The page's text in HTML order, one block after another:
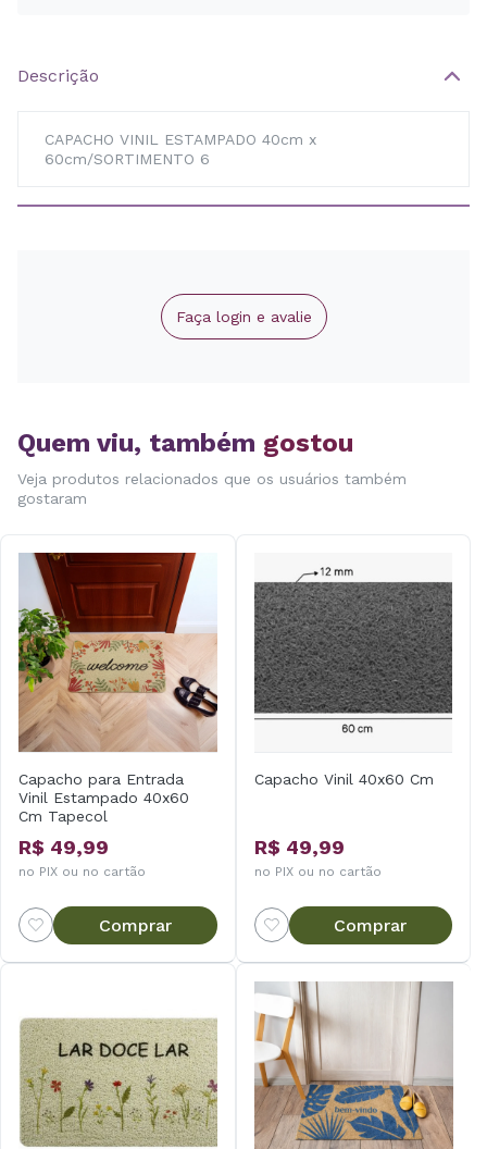
Descrição
CAPACHO VINIL ESTAMPADO 40cm x
60cm/SORTIMENTO 6
Faça login e avalie
Quem viu, também gostou
Veja produtos relacionados que os usuários também
gostaram
Capacho para Entrada
Vinil Estampado 40x60
Cm Tapecol
R$ 49,99
no PIX ou no cartão
Comprar
Capacho Vinil 40x60 Cm
R$ 49,99
no PIX ou no cartão
Comprar